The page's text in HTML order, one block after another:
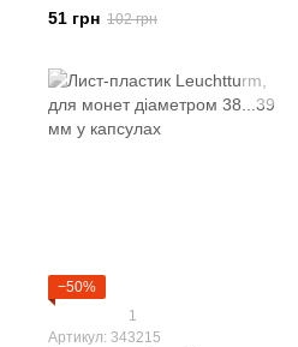
51 грн 102 грн
−50%
1
Артикул: 343215